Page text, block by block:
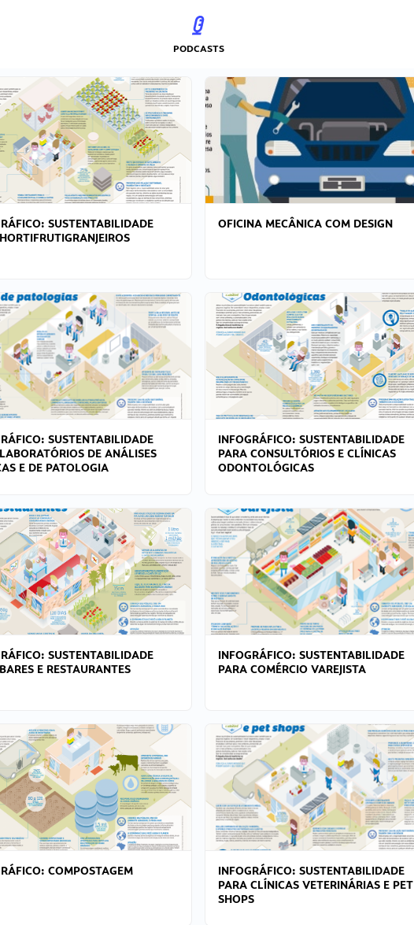
PODCASTS
SUSTENTABILIDADE
OFICINA MECÂNICA COM DESIGN
SUSTENTABILIDADE
DE ANÁLISES
E DE PATOLOGIA
INFOGRÁFICO: SUSTENTABILIDADE
PARA CONSULTÓRIOS E CLÍNICAS
ODONTOLÓGICAS
SUSTENTABILIDADE
E RESTAURANTES
INFOGRÁFICO: SUSTENTABILIDADE
PARA COMÉRCIO VAREJISTA
COMPOSTAGEM
INFOGRÁFICO: SUSTENTABILIDADE
PARA CLÍNICAS VETERINÁRIAS E PET
SHOPS